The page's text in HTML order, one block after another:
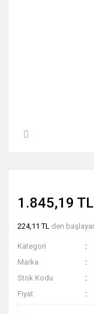
1.845,19 TL
224,11 TL den
Kategori
Marka
Stok Kodu
Fiyat